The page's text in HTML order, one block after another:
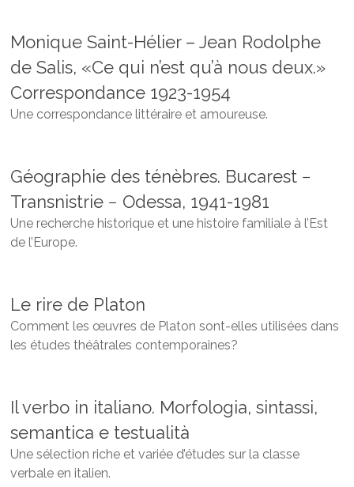
Monique Saint-Hélier – Jean Rodolphe
de Salis, «Ce qui n’est qu’à nous deux.»
Correspondance 1923-1954
Une correspondance littéraire et amoureuse.
Géographie des ténèbres. Bucarest −
Transnistrie − Odessa, 1941-1981
Une recherche historique et une histoire familiale à l’Est
de l’Europe.
Le rire de Platon
Comment les œuvres de Platon sont-elles utilisées dans
les études théâtrales contemporaines?
Il verbo in italiano. Morfologia, sintassi,
semantica e testualità
Une sélection riche et variée d’études sur la classe
verbale en italien.